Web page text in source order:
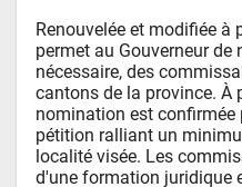
Renouvelée et modifiée à
permet au Gouverneur de
nécessaire, des
cantons de la province. À
nomination est
pétition ralliant un
localité visée. Les
d'une formation juridique